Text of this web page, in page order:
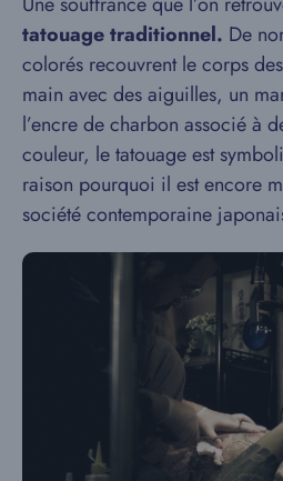
tatouage traditionnel. De
colorés recouvrent le corps
main avec des aiguilles, un
l’encre de charbon associé à
couleur, le tatouage est
raison pourquoi il est encore
société contemporaine